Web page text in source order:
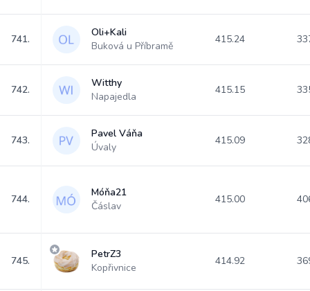
741.
Oli+Kali
Buková u Příbramě
415.24
742.
Witthy
Napajedla
415.15
743.
Pavel Váňa
Úvaly
415.09
744.
Móňa21
Čáslav
415.00
745.
PetrZ3
Kopřivnice
414.92